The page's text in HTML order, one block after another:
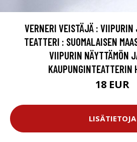
VERNERI VEISTÄJÄ : VIIPURIN
TEATTERI : SUOMALAISEN
VIIPURIN NÄYTTÄMÖN
KAUPUNGINTEATTERIN
18 EUR
LISÄTIETOJA